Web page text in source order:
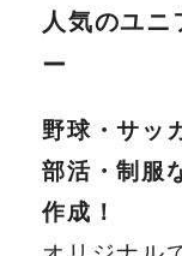
人気のユ
ー
野球・サッ
部活・制服
作成！